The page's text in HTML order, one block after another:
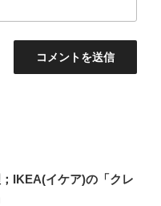
IKEA(イケア)の「クレ